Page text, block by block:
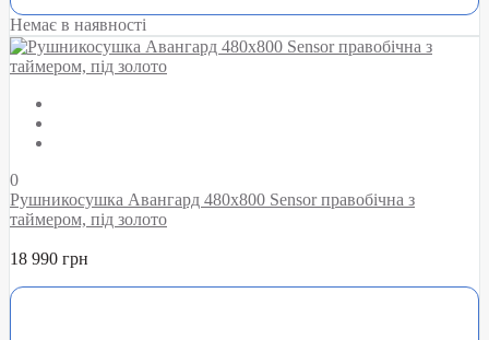
Немає в наявності
0
Рушникосушка Авангард 480х800 Sensor правобічна з
таймером, під золото
18 990 грн